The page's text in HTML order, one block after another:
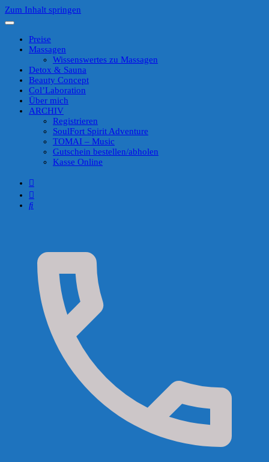
Zum Inhalt springen
Preise
Massagen
Wissenswertes zu Massagen
Detox & Sauna
Beauty Concept
Col’Laboration
Über mich
ARCHIV
Registrieren
SoulFort Spirit Adventure
TOMAI – Music
Gutschein bestellen/abholen
Kasse Online